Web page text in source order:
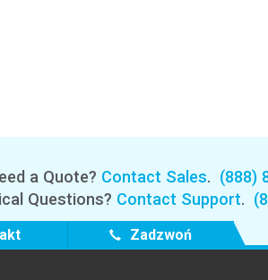
a Quote? Contact Sales. (888)
Questions? Contact Support.
Zadzwoń